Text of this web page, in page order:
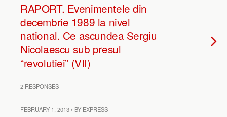
RAPORT. Evenimentele din
decembrie 1989 la nivel
national. Ce ascundea Sergiu
Nicolaescu sub presul
“revolutiei” (VII)
2 RESPONSES
FEBRUARY 1, 2013 • BY EXPRESS